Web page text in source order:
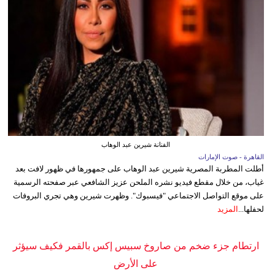
الفنانة شيرين عبد الوهاب
القاهرة - صوت الإمارات
أطلت المطربة المصرية شيرين عبد الوهاب على جمهورها في ظهور لافت بعد
غياب، من خلال مقطع فيديو نشره الملحن عزيز الشافعي عبر صفحته الرسمية
على موقع التواصل الاجتماعي "فيسبوك". وظهرت شيرين وهي تجري البروفات
لحفلها... المزيد
ارتطام جزء ضخم من صاروخ سبيس إكس بالقمر فكيف سيؤثر
على الأرض